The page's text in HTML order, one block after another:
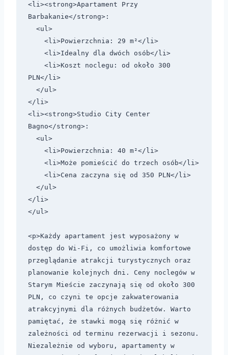
<li><strong>Apartament Przy
Barbakanie</strong>:
PLN</li>
</li>
<li><strong>Studio City Center
Bagno</strong>:
</li>
</ul>
<p>Każdy apartament jest wyposażony w
dostęp do Wi-Fi, co umożliwia komfortowe
przeglądanie atrakcji turystycznych oraz
planowanie kolejnych dni. Ceny noclegów w
Starym Mieście zaczynają się od około 300
PLN, co czyni te opcje zakwaterowania
atrakcyjnymi dla różnych budżetów. Warto
pamiętać, że stawki mogą się różnić w
zależności od terminu rezerwacji i sezonu.
Niezależnie od wyboru, apartamenty w